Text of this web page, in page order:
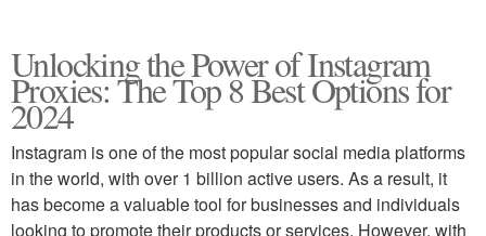
Unlocking the Power of Instagram
Proxies: The Top 8 Best Options for
2024
Instagram is one of the most popular social media platforms
in the world, with over 1 billion active users. As a result, it
has become a valuable tool for businesses and individuals
looking to promote their products or services. However, with